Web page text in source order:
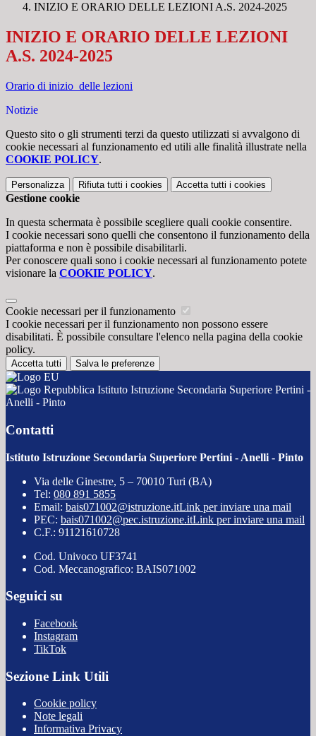
INIZIO E ORARIO DELLE LEZIONI A.S. 2024-2025
INIZIO E ORARIO DELLE LEZIONI
A.S. 2024-2025
Orario di inizio delle lezioni
Notizie
Questo sito o gli strumenti terzi da questo utilizzati si avvalgono di
cookie necessari al funzionamento ed utili alle finalità illustrate nella
COOKIE POLICY.
Personalizza Rifiuta tutti i cookies Accetta tutti i cookies
Gestione cookie
In questa schermata è possibile scegliere quali cookie consentire.
I cookie necessari sono quelli che consentono il funzionamento della
piattaforma e non è possibile disabilitarli.
Per conoscere quali sono i cookie necessari al funzionamento potete
visionare la COOKIE POLICY.
Cookie necessari per il funzionamento
I cookie necessari per il funzionamento non possono essere
disabilitati. È possibile consultare l'elenco nella pagina della cookie
policy.
Accetta tutti Salva le preferenze
Istituto Istruzione Secondaria Superiore Pertini -
Anelli - Pinto
Contatti
Istituto Istruzione Secondaria Superiore Pertini - Anelli - Pinto
Via delle Ginestre, 5 – 70010 Turi (BA)
Tel: 080 891 5855
Email: bais071002@istruzione.itLink per inviare una mail
PEC: bais071002@pec.istruzione.itLink per inviare una mail
C.F.: 91121610728
Cod. Univoco UF3741
Cod. Meccanografico: BAIS071002
Seguici su
Facebook
Instagram
TikTok
Sezione Link Utili
Cookie policy
Note legali
Informativa Privacy